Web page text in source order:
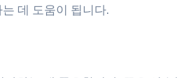
데 도움이 됩니다.